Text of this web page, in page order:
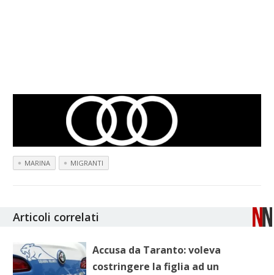
MARINA MIGRANTI
Articoli correlati
Accusa da Taranto: voleva
costringere la figlia ad un